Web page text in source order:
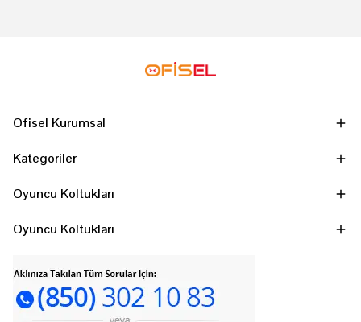
Ofisel Kurumsal
Kategoriler
Oyuncu Koltukları
Oyuncu Koltukları